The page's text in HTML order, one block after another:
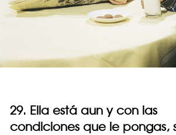
29. Ella está aun y con las
condiciones que le pongas,